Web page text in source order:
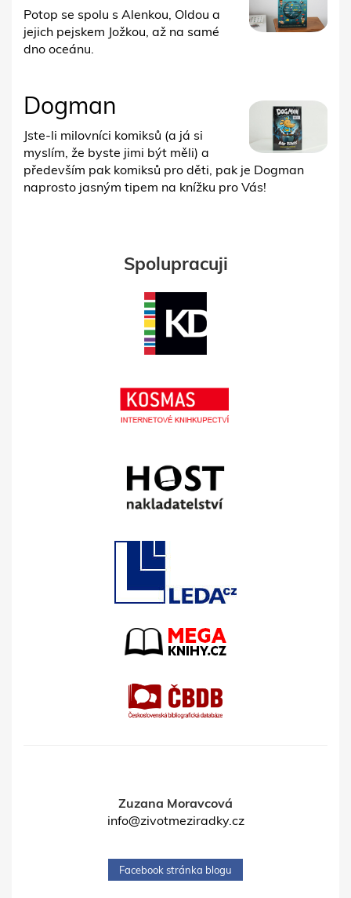
Potop se spolu s Alenkou, Oldou a
jejich pejskem Jožkou, až na samé
dno oceánu.
Dogman
Jste-li milovníci komiksů (a já si
myslím, že byste jimi být měli) a
především pak komiksů pro děti, pak je Dogman
naprosto jasným tipem na knížku pro Vás!
Spolupracuji
Zuzana Moravcová
info@zivotmeziradky.cz
Facebook stránka blogu